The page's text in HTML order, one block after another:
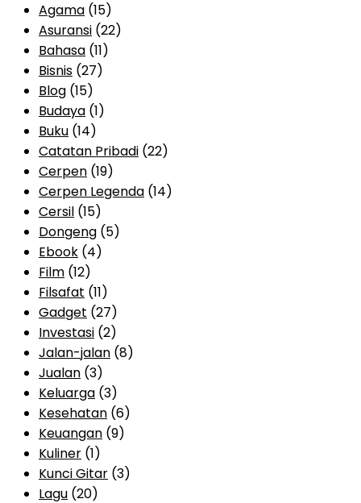
Agama (15)
Asuransi (22)
Bahasa (11)
Bisnis (27)
Blog (15)
Budaya (1)
Buku (14)
Catatan Pribadi (22)
Cerpen (19)
Cerpen Legenda (14)
Cersil (15)
Dongeng (5)
Ebook (4)
Film (12)
Filsafat (11)
Gadget (27)
Investasi (2)
Jalan-jalan (8)
Jualan (3)
Keluarga (3)
Kesehatan (6)
Keuangan (9)
Kuliner (1)
Kunci Gitar (3)
Lagu (20)